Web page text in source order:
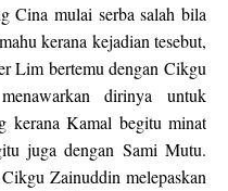
Cina mulai serba salah bila
kerana kejadian tesebut,
Lim bertemu dengan Cikgu
dirinya untuk
kerana Kamal begitu minat
juga dengan Sami Mutu.
Zainuddin melepaskan